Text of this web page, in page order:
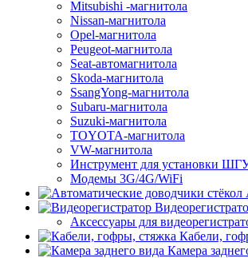
Mitsubishi -магнитола
Nissan-магнитола
Opel-магнитола
Peugeot-магнитола
Seat-автомагнитола
Skoda-магнитола
SsangYong-магнитола
Subaru-магнитола
Suzuki-магнитола
TOYOTA-магнитола
VW-магнитола
Инструмент для установки
Модемы 3G/4G/WiFi
Аксессуары для
Кабели,
Камера